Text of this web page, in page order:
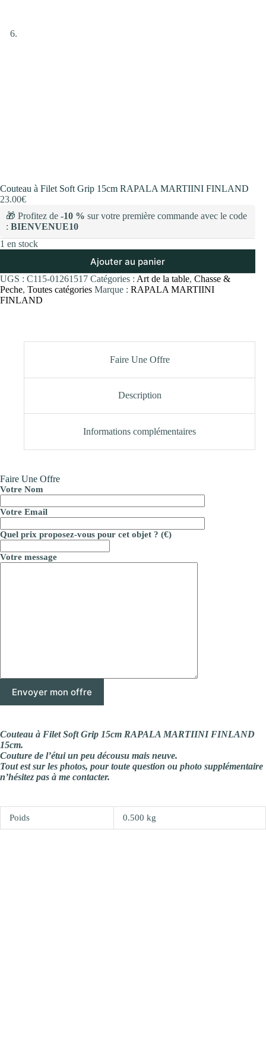
Couteau à Filet Soft Grip 15cm RAPALA MARTIINI FINLAND
23.00€
🎁 Profitez de -10 % sur votre première commande avec le code
: BIENVENUE10
1 en stock
Ajouter au panier
UGS : C115-01261517 Catégories : Art de la table, Chasse &
Peche, Toutes catégories Marque : RAPALA MARTIINI
FINLAND
Faire Une Offre
Description
Informations complémentaires
Faire Une Offre
Votre Nom
Votre Email
Quel prix proposez-vous pour cet objet ? (€)
Votre message
Couteau à Filet Soft Grip 15cm RAPALA MARTIINI FINLAND
15cm.
Couture de l’étui un peu décousu mais neuve.
Tout est sur les photos, pour toute question ou photo supplémentaire
n’hésitez pas à me contacter.
Poids 0.500 kg